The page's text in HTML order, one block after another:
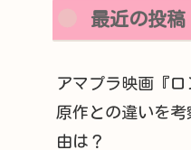
最近の投稿
アマプラ映画『
原作との違いを
由は？